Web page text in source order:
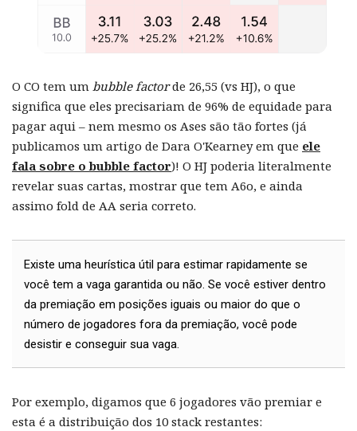
O CO tem um bubble factorde 26,55 (vs HJ), o que
significa que eles precisariam de 96% de equidade para
pagar aqui – nem mesmo os Ases são tão fortes (já
publicamos um artigo de Dara O'Kearney em que ele
fala sobre o bubble factor)! O HJ poderia literalmente
revelar suas cartas, mostrar que tem A6o, e ainda
assimo fold de AA seria correto.
Existe uma heurística útil para estimar rapidamente se
você tem a vaga garantida ou não. Se você estiver dentro
da premiação em posições iguais ou maior do que o
número de jogadores fora da premiação, você pode
desistir e conseguir sua vaga.
Por exemplo, digamos que 6 jogadores vão premiar e
esta é a distribuição dos 10 stack restantes: